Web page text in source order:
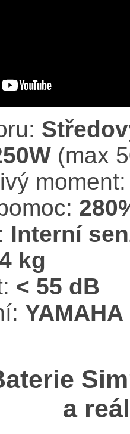
(max
Interní
kg
< 55 dB
YAMAHA
a